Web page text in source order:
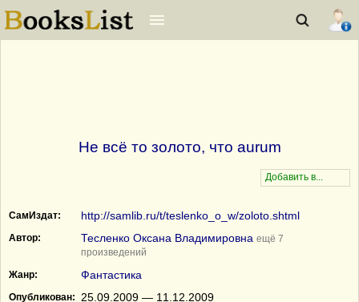
Не всё то золото, что aurum
СамИздат: http://samlib.ru/t/teslenko_o_w/zoloto.shtml
Автор: Тесленко Оксана Владимировна ещё 7
произведений
Жанр:
Фантастика
Опубликован: 25.09.2009 — 11.12.2009